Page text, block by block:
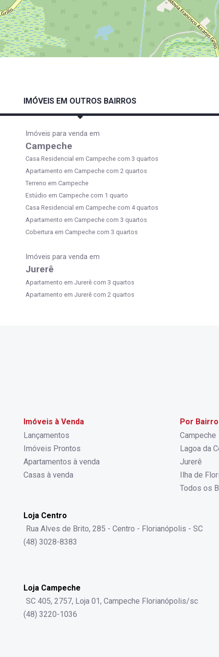
IMÓVEIS EM OUTROS BAIRROS
Imóveis para venda em
Campeche
Casa Residencial em Campeche com 3 quartos
Apartamento em Campeche com 2 quartos
Terreno em Campeche
Estúdio em Campeche com 1 quarto
Casa Residencial em Campeche com 4 quartos
Apartamento em Campeche com 3 quartos
Cobertura em Campeche com 3 quartos
Imóveis para venda em
Jurerê
Apartamento em Jurerê com 3 quartos
Apartamento em Jurerê com 2 quartos
Imóveis à Venda
Lançamentos
Imóveis Prontos
Apartamentos à venda
Casas à venda
Por
Campeche
Lagoa da
Jurerê
Ilha de
Todos os
Loja Centro
Rua Alves de Brito, 285 - Centro - Florianópolis - SC
(48) 3028-8383
Loja Campeche
SC 405, 2757, Loja 01, Campeche Florianópolis/sc
(48) 3220-1036